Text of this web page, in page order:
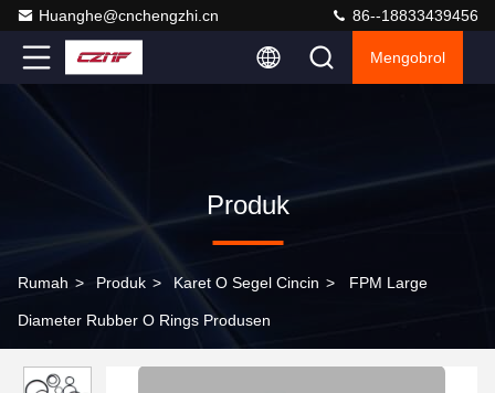
Huanghe@cnchengzhi.cn 86--18833439456
Mengobrol
Produk
Rumah > Produk > Karet O Segel Cincin > FPM Large
Diameter Rubber O Rings Produsen